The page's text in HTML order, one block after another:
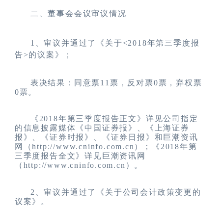
二、董事会会议审议情况
1 、审议并通过了《关于<2018年第三季度报
告>的议案》 ；
表决结果：同意票1 1 票，反对票0票，弃权票
0票。
《 2018年第三季度报告正文 》详见公司指定
的信息披露媒体《中国证券报》、《上海证券
报》、《证券 时报 》、《证券 日报 》和巨潮资讯
网（http://www.cninfo.com.cn ）；《 2018年第
三季度报告全文》详见巨潮资讯网
（ http://www.cninfo.com.cn ）。
2 、审议并通过了 《关于公司会计政策变更 的
议案》 。